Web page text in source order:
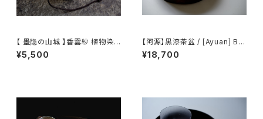
【 墨隐の山城 】香雲紗 植物染
仕覆 めカップ袋 【 Ink & Moun
tain Tea Atelier】Tea Cadd
¥5,500
【阿源】黒漆茶盆 / [Ayuan] Bla
ck Lacquer Tea Tray
¥18,700